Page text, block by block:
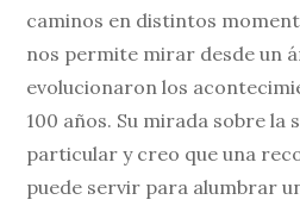
caminos en distintos
nos permite mirar desde un
evolucionaron los
100 años. Su mirada sobre la
particular y creo que una
puede servir para alumbrar